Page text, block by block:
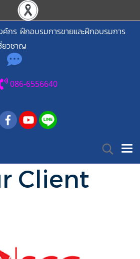
กร ฝึกอบรมการขายและฝึกอบรมการ
ยวชาญ
086-6556640
Client